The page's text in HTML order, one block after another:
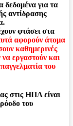
δεδομένα για τα
αντίδρασης
φτάσει στα
αφορούν άτομα
καθημερινές
να εργαστούν και
του
στις ΗΠΑ είναι
του